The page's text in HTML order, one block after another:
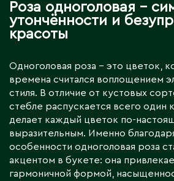
Роза одноголовая –
утончённости и
красоты
Одноголовая роза – это цветок,
времена считался воплощением
стиля. В отличие от кустовых
стебле распускается всего один
делает каждый цветок по-
выразительным. Именно
особенности одноголовая роза
акцентом в букете: она
гармоничной формой,